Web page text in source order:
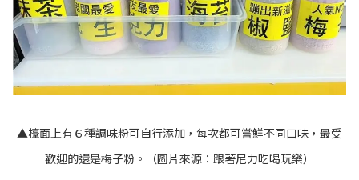
▲檯面上有６種調味粉可自行添加，每次都可嘗鮮不同口味，最受
歡迎的還是梅子粉。（圖片來源： 跟著尼力吃喝玩樂）